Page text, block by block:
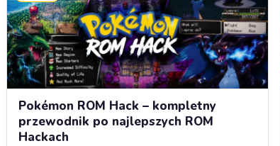
Pokémon ROM Hack – kompletny
przewodnik po najlepszych ROM
Hackach